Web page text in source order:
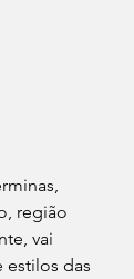
região
vai
estilos das